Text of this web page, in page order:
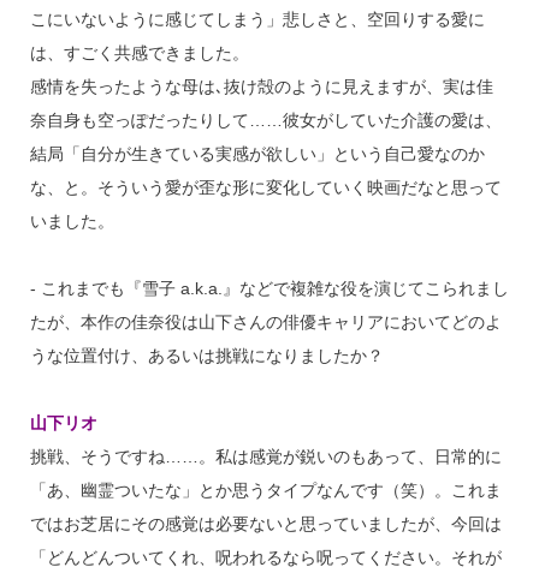
こにいないように感じてしまう」悲しさと、空回りする愛に
は、すごく共感できました。
感情を失ったような母は､抜け殻のように見えますが、実は佳
奈自身も空っぽだったりして……彼女がしていた介護の愛は、
結局「自分が生きている実感が欲しい」という自己愛なのか
な、と。そういう愛が歪な形に変化していく映画だなと思って
いました。
‐ これまでも『雪子 a.k.a.』などで複雑な役を演じてこられまし
たが、本作の佳奈役は山下さんの俳優キャリアにおいてどのよ
うな位置付け、あるいは挑戦になりましたか？
山下リオ
挑戦、そうですね……。私は感覚が鋭いのもあって、日常的に
「あ、幽霊ついたな」とか思うタイプなんです（笑）。これま
ではお芝居にその感覚は必要ないと思っていましたが、今回は
「どんどんついてくれ、呪われるなら呪ってください。それが